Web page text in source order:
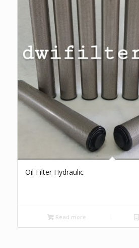
Oil Filter Hydraulic
Read more